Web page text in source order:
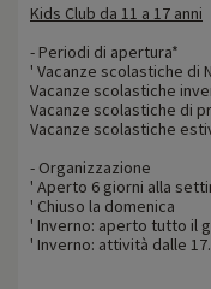
Kids Club da 11 a 17 anni
- Periodi di apertura*
' Vacanze scolastiche di
Vacanze scolastiche
Vacanze scolastiche di
Vacanze scolastiche
- Organizzazione
' Aperto 6 giorni alla
' Chiuso la domenica
' Inverno: aperto tutto il
' Inverno: attività dalle